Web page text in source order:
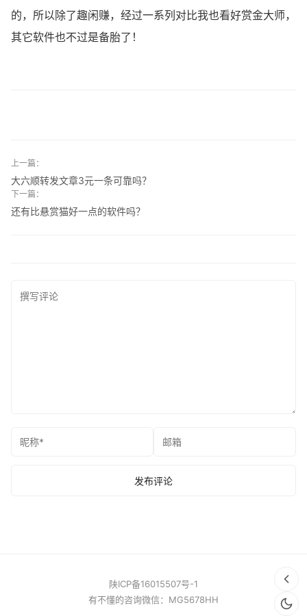
的，所以除了趣闲赚，经过一系列对比我也看好赏金大师，
其它软件也不过是备胎了！
上一篇：
大六顺转发文章3元一条可靠吗？
下一篇：
还有比悬赏猫好一点的软件吗？
陕ICP备16015507号-1
有不懂的咨询微信：MG5678HH